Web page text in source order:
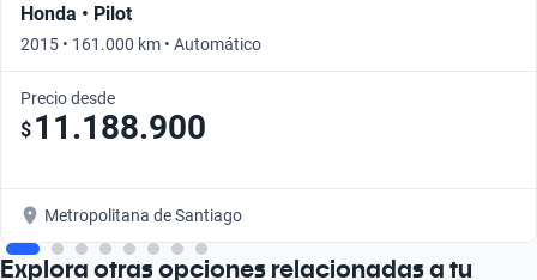
Honda • Pilot
2015 • 161.000 km • Automático
Precio desde
$ 11.188.900
Metropolitana de Santiago
Explora otras opciones relacionadas a tu